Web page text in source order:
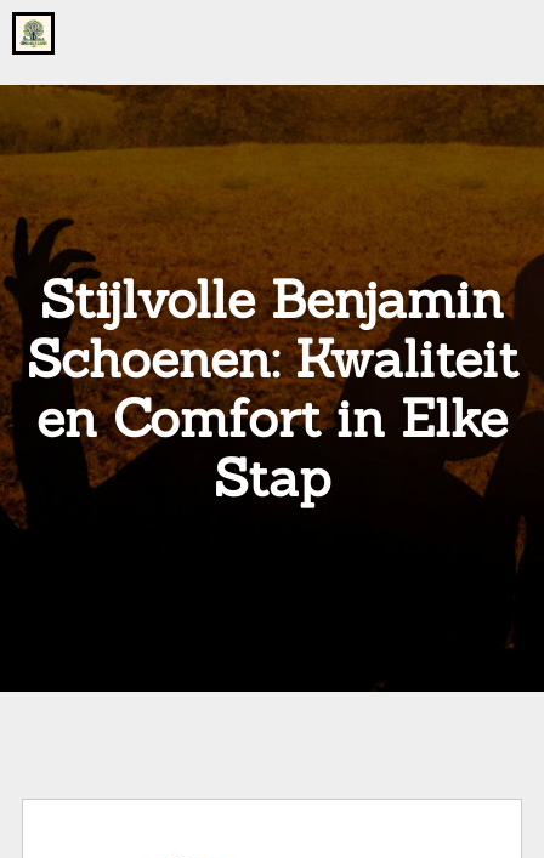
Go
to
home
onsgrotegezin.nl
Stijlvolle Benjamin
Schoenen: Kwaliteit
en Comfort in Elke
Stap